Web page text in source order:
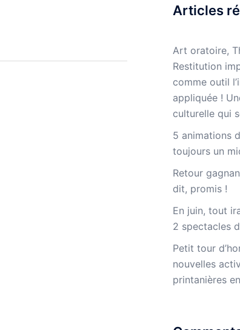
Articles
Art oratoire,
Restitution
comme outil
appliquée !
culturelle qui
5 animations
toujours un
Retour
dit, promis !
En juin, tout
2 spectacles
Petit tour
nouvelles
printanières